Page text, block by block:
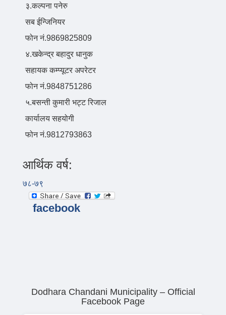
३.कल्पना पनेरु
सब ईन्जिनियर
फोन नं.9869825809
४.खकेन्द्र बहादुर धानुक
सहायक कम्प्यूटर अपरेटर
फोन नं.9848751286
५.बसन्ती कुमारी भट्ट रिजाल
कार्यालय सहयोगी
फोन नं.9812793863
आर्थिक वर्ष:
७८-७९
facebook
Dodhara Chandani Municipality – Official
Facebook Page